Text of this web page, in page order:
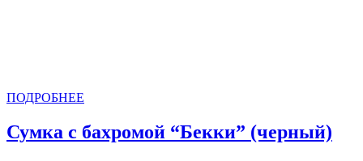
ПОДРОБНЕЕ
Сумка с бахромой “Бекки” (черный)